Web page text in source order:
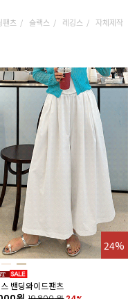
팬츠 슬랙스 레깅스 자체제작
24%
밴딩와이드팬츠